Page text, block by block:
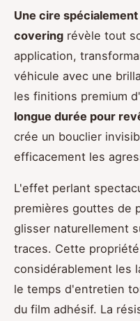
Une cire
covering révèle tout
application,
véhicule avec une
les finitions premium
longue durée pour
crée un bouclier
efficacement les
L'effet perlant
premières gouttes de
glisser naturellement
traces. Cette
considérablement les
le temps d'entretien
du film adhésif. La